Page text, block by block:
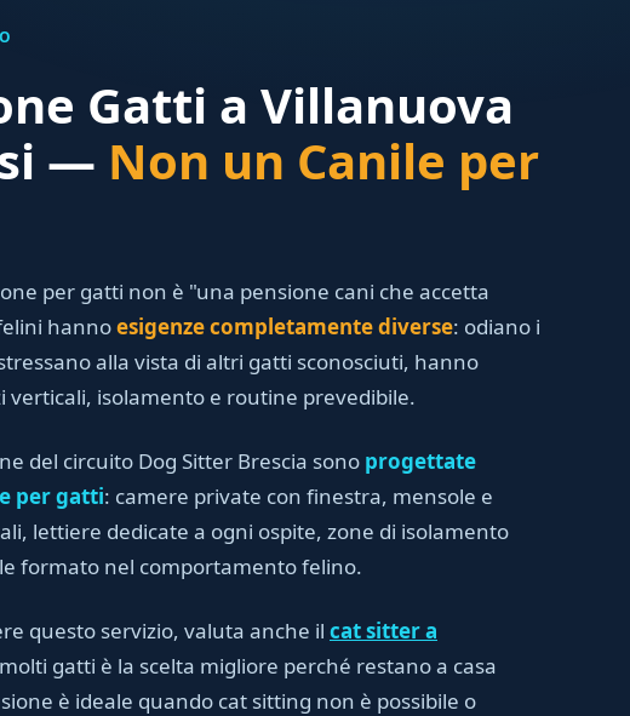
Gatti a Villanuova
— Non un Canile per
per gatti non è "una pensione cani che accetta
hannoesigenze completamente diverse: odiano i
alla vista di altri gatti sconosciuti, hanno
verticali, isolamento e routine prevedibile.
del circuito Dog Sitter Brescia sono progettate
per gatti: camere private con finestra, mensole e
lettiere dedicate a ogni ospite, zone di isolamento
formato nel comportamento felino.
questo servizio, valuta anche il cat sitter a
gatti è la scelta migliore perché restano a casa
è ideale quando cat sitting non è possibile o